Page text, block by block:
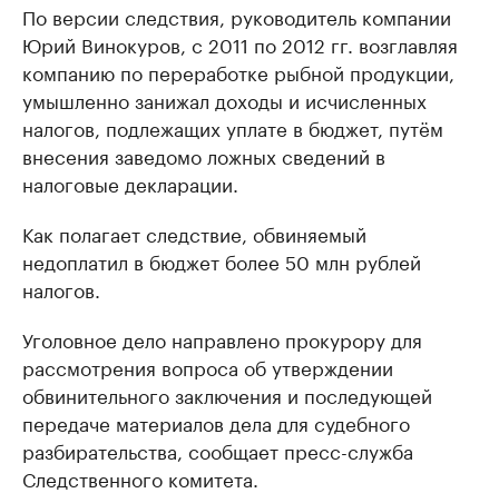
По версии следствия, руководитель компании
Юрий Винокуров, с 2011 по 2012 гг. возглавляя
компанию по переработке рыбной продукции,
умышленно занижал доходы и исчисленных
налогов, подлежащих уплате в бюджет, путём
внесения заведомо ложных сведений в
налоговые декларации.
Как полагает следствие, обвиняемый
недоплатил в бюджет более 50 млн рублей
налогов.
Уголовное дело направлено прокурору для
рассмотрения вопроса об утверждении
обвинительного заключения и последующей
передаче материалов дела для судебного
разбирательства, сообщает пресс-служба
Следственного комитета.